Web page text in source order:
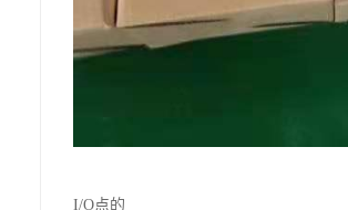
I/O点的